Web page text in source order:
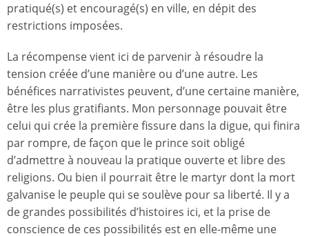
pratiqué(s) et encouragé(s) en ville, en dépit des
restrictions imposées.
La récompense vient ici de parvenir à résoudre la
tension créée d’une manière ou d’une autre. Les
bénéfices narrativistes peuvent, d’une certaine manière,
être les plus gratifiants. Mon personnage pouvait être
celui qui crée la première fissure dans la digue, qui finira
par rompre, de façon que le prince soit obligé
d’admettre à nouveau la pratique ouverte et libre des
religions. Ou bien il pourrait être le martyr dont la mort
galvanise le peuple qui se soulève pour sa liberté. Il y a
de grandes possibilités d’histoires ici, et la prise de
conscience de ces possibilités est en elle-même une